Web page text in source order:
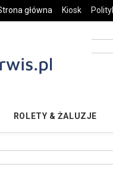
główna Kiosk
ROLETY & ŻALUZJE